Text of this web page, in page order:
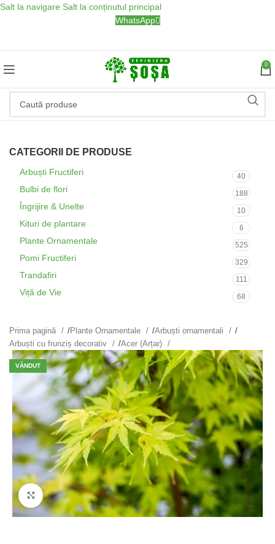
Salt la navigare Salt la conținutul principal
WhatsApp
0
CATEGORII DE PRODUSE
Arbuști Fructiferi 40
Bulbi de flori 188
Îngrijire & Unelte 10
Kituri de plantare 6
Plante Ornamentale 525
Pomi Fructiferi 329
Trandafiri 111
Viță de Vie 68
Prima pagină /Plante Ornamentale /Arbuști ornamentali
/
Arbuști cu frunziș decorativ
/Acer (Arțar)
VÂNDUT
Fă clic pentru a mări